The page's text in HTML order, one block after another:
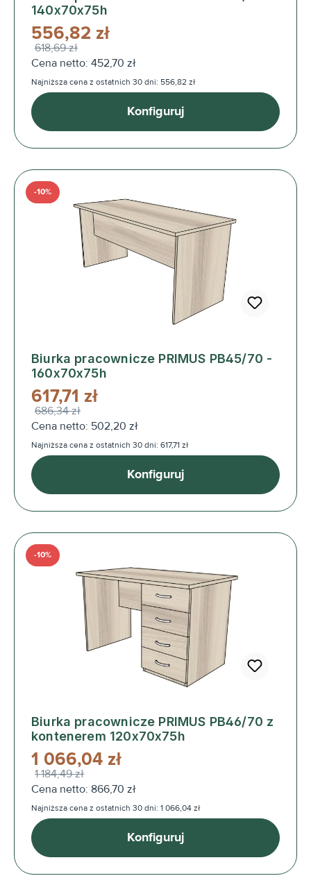
140x70x75h
556,82 zł
618,69 zł
Cena netto: 452,70 zł
Najniższa cena z ostatnich 30 dni: 556,82 zł
Konfiguruj
Biurka pracownicze PRIMUS PB45/70 -
160x70x75h
-10%
617,71 zł
686,34 zł
Cena netto: 502,20 zł
Najniższa cena z ostatnich 30 dni: 617,71 zł
Konfiguruj
Biurka pracownicze PRIMUS PB46/70 z
kontenerem 120x70x75h
-10%
1 066,04 zł
1 184,49 zł
Cena netto: 866,70 zł
Najniższa cena z ostatnich 30 dni: 1 066,04 zł
Konfiguruj